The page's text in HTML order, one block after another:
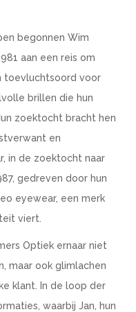
begonnen Wim
aan een reis om
toevluchtsoord voor
brillen die hun
zoektocht bracht hen
en
in de zoektocht naar
gedreven door hun
eyewear, een merk
viert.
Optiek ernaar niet
maar ook glimlachen
klant. In de loop der
waarbij Jan, hun